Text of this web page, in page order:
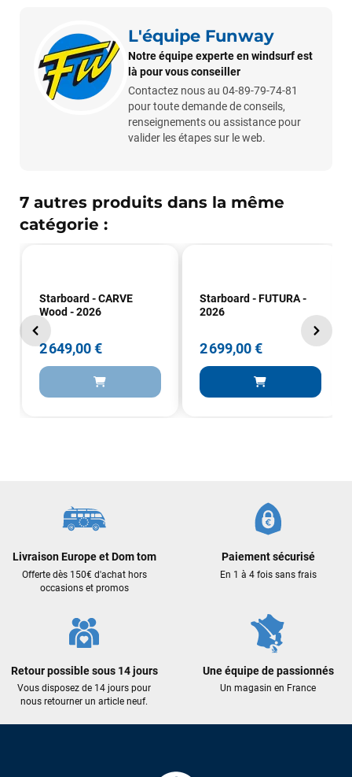
L'équipe Funway
Notre équipe experte en windsurf est
là pour vous conseiller
Contactez nous au 04-89-79-74-81
pour toute demande de conseils,
renseignements ou assistance pour
valider les étapes sur le web.
7 autres produits dans la même
catégorie :
Starboard - CARVE
Wood - 2026
2 649,00 €
Starboard - FUTURA -
2026
2 699,00 €
Livraison Europe et Dom tom
Offerte dès 150€ d'achat hors
occasions et promos
Paiement sécurisé
En 1 à 4 fois sans frais
Retour possible sous 14 jours
Vous disposez de 14 jours pour
nous retourner un article neuf.
Une équipe de passionnés
Un magasin en France